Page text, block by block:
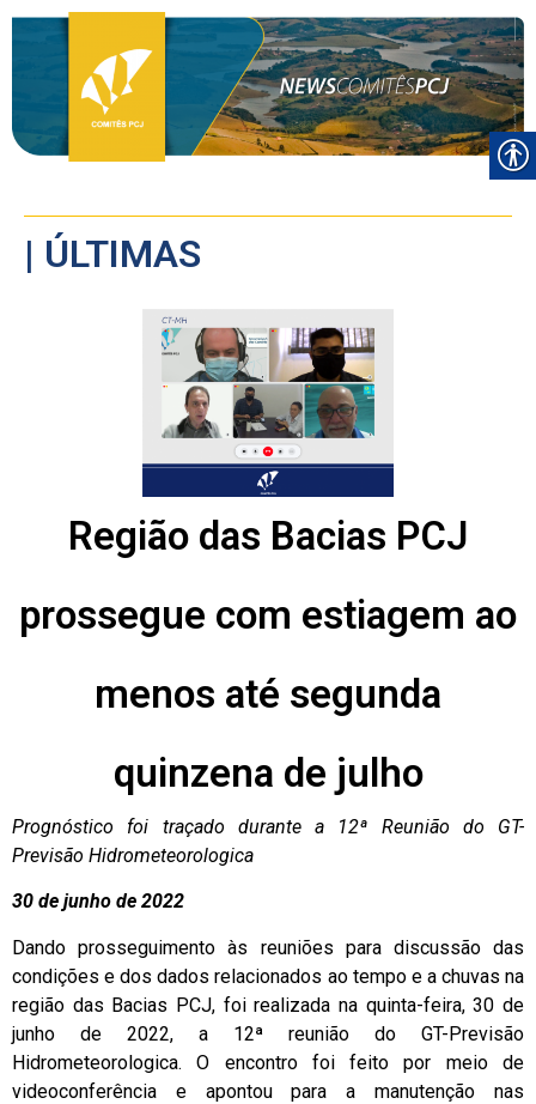
| ÚLTIMAS
Região das Bacias PCJ
prossegue com estiagem ao
menos até segunda
quinzena de julho
Prognóstico foi traçado durante a 12ª Reunião do GT-
Previsão Hidrometeorologica
30 de junho de 2022
Dando prosseguimento às reuniões para discussão das
condições e dos dados relacionados ao tempo e a chuvas na
região das Bacias PCJ, foi realizada na quinta-feira, 30 de
junho de 2022, a 12ª reunião do GT-Previsão
Hidrometeorologica. O encontro foi feito por meio de
videoconferência e apontou para a manutenção nas